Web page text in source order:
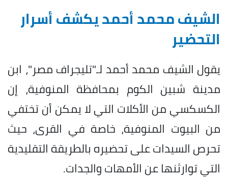
الشيف محمد أحمد يكشف أسرار
التحضير
يقول الشيف محمد أحمد لـ"تليجراف مصر"، ابن
مدينة شبين الكوم بمحافظة المنوفية، إن
الكسكسي من الأكلات التي لا يمكن أن تختفي
من البيوت المنوفية، خاصة في القرى، حيث
تحرص السيدات على تحضيره بالطريقة التقليدية
التي توارثنها عن الأمهات والجدات.